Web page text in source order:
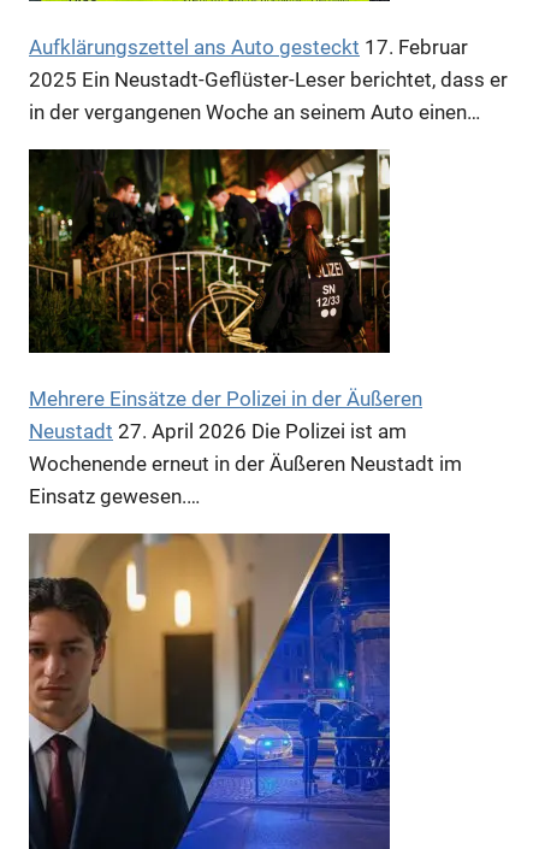
Aufklärungszettel ans Auto gesteckt 17. Februar
2025 Ein Neustadt-Geflüster-Leser berichtet, dass er
in der vergangenen Woche an seinem Auto einen…
Mehrere Einsätze der Polizei in der Äußeren
Neustadt 27. April 2026 Die Polizei ist am
Wochenende erneut in der Äußeren Neustadt im
Einsatz gewesen.…